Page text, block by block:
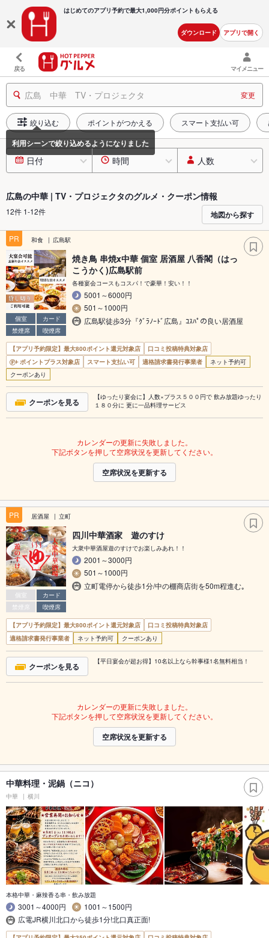
はじめてのアプリ予約で最大1,000円分ポイントもらえる
ダウンロード アプリで開く
戻る マイメニュー
広島 中華 TV・プロジェクタ 変更
絞り込む ポイントがつかえる スマート支払い可
日付 時間 人数
広島の中華 | TV・プロジェクタのグルメ・クーポン情報
12件 1-12件 地図から探す
PR 和食 広島駅
個室
カード
禁煙席
喫煙席
焼き鳥 串焼x中華 個室 居酒屋 八香閣（はっ
こうかく)広島駅前
各種宴会コースもコスパ！で豪華！安い！！
5001～6000円
501～1000円
広島駅徒歩3分『ｸﾞﾗﾉｰﾄﾞ広島』ｺｽﾊﾟの良い居酒屋
【アプリ予約限定】最大800ポイント還元対象店
口コミ投稿特典対象店
ポイントプラス対象店
スマート支払い可 適格請求書発行事業者
ネット予約可
クーポンあり
クーポンを見る
【ゆったり宴会に】人数×プラス５００円で 飲み放題ゆったり
１８０分に 更に一品料理サービス
カレンダーの更新に失敗しました。
下記ボタンを押して空席状況を更新してください。
空席状況を更新する
PR 居酒屋 立町
個室
カード
禁煙席
喫煙席
四川中華酒家 遊のすけ
大衆中華酒屋遊のすけでお楽しみあれ！！
2001～3000円
501～1000円
立町電停から徒歩1分/中の棚商店街を50m程進む｡
【アプリ予約限定】最大800ポイント還元対象店
口コミ投稿特典対象店
適格請求書発行事業者
ネット予約可 クーポンあり
クーポンを見る 【平日宴会が超お得】10名以上なら幹事様1名無料相当！
カレンダーの更新に失敗しました。
下記ボタンを押して空席状況を更新してください。
空席状況を更新する
中華料理・泥鍋（ニコ）
中華 横川
本格中華・麻辣香る串・飲み放題
3001～4000円
1001～1500円
広電JR横川北口から徒歩1分!北口真正面!